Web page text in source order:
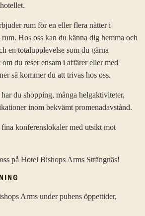
rum för en eller flera nätter i
Hos oss kan du känna dig hemma och
en totalupplevelse som du gärna
du reser ensam i affärer eller med
så kommer du att trivas hos oss.
du shopping, många helgaktiviteter,
inom bekvämt promenadavstånd.
konferenslokaler med utsikt mot
på Hotel Bishops Arms Strängnäs!
Arms under pubens öppettider,